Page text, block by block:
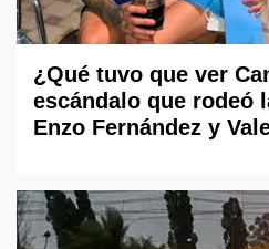
¿Qué tuvo que ver
escándalo que rodeó
Enzo Fernández y